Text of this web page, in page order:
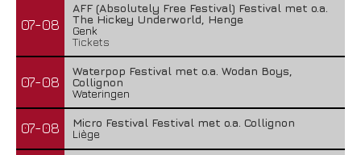
07-08
AFF (Absolutely Free Festival) Festival met o.a.
The Hickey Underworld, Henge
Genk
Tickets
07-08
Waterpop Festival met o.a. Wodan Boys,
Collignon
Wateringen
07-08
Micro Festival Festival met o.a. Collignon
Liège